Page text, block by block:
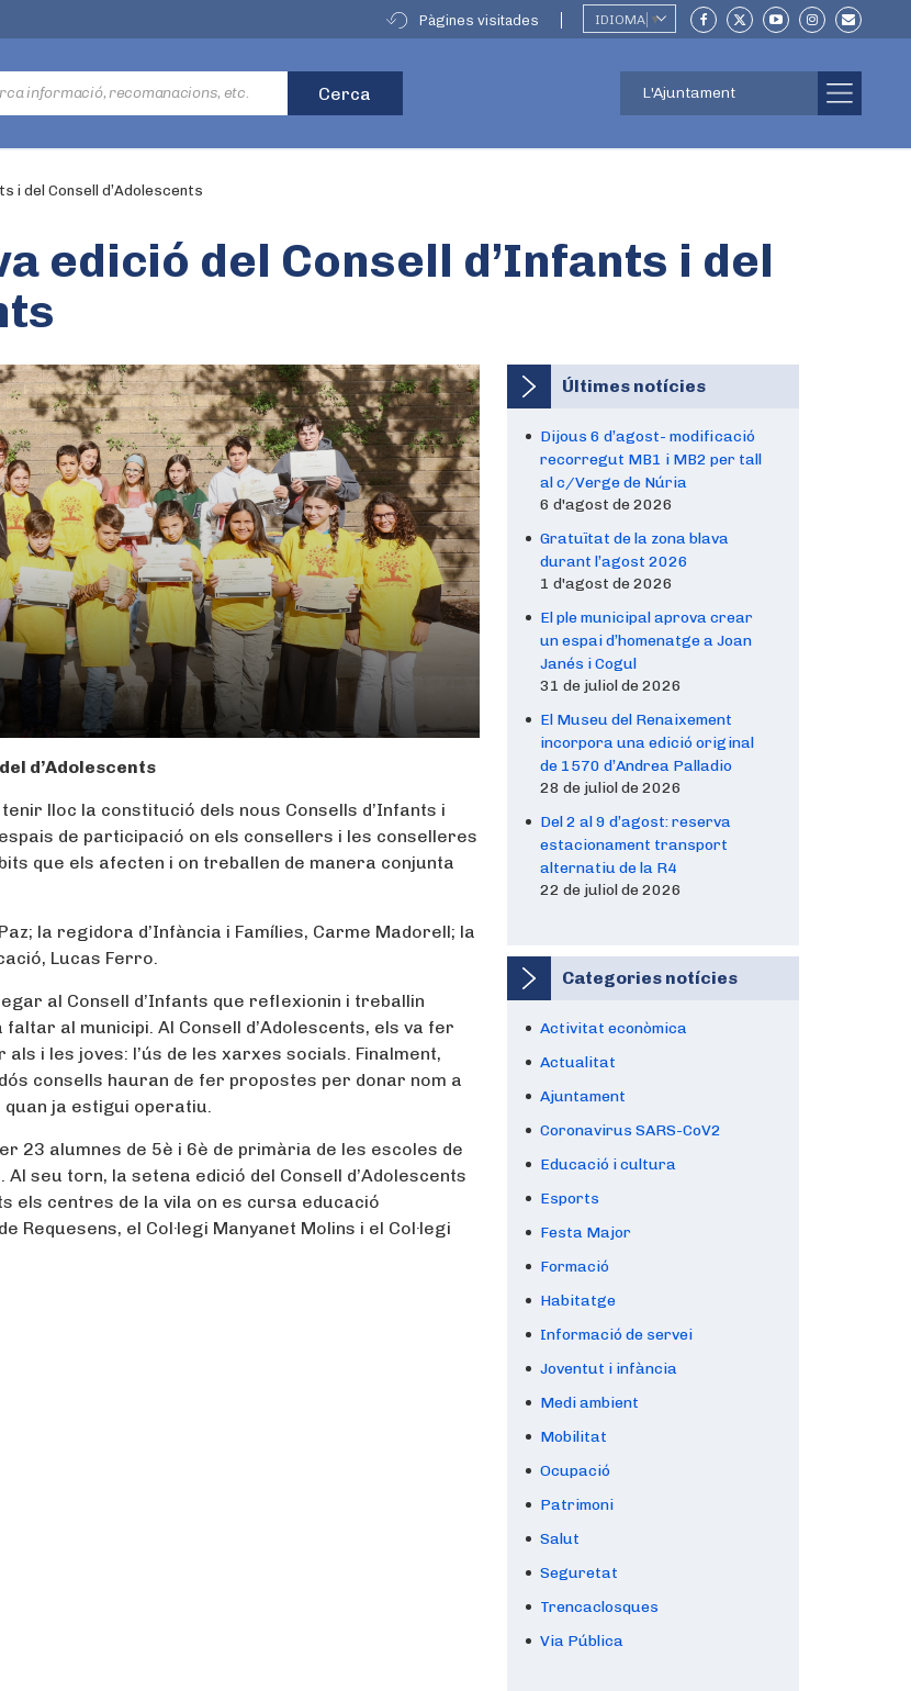
Pàgines visitades IDIOMA ▼
L'Ajuntament
i del Consell d’Adolescents
edició del Consell d’Infants i del
d’Adolescents
lloc la constitució dels nous Consells d’Infants i
de participació on els consellers i les conselleres
que els afecten i on treballen de manera conjunta
la regidora d’Infància i Famílies, Carme Madorell; la
Lucas Ferro.
al Consell d’Infants que reflexionin i treballin
al municipi. Al Consell d’Adolescents, els va fer
i les joves: l’ús de les xarxes socials. Finalment,
consells hauran de fer propostes per donar nom a
quan ja estigui operatiu.
23 alumnes de 5è i 6è de primària de les escoles de
seu torn, la setena edició del Consell d’Adolescents
els centres de la vila on es cursa educació
Requesens, el Col·legi Manyanet Molins i el Col·legi
Últimes notícies
Dijous 6 d’agost- modificació
recorregut MB1 i MB2 per tall
al c/Verge de Núria
6 d'agost de 2026
Gratuïtat de la zona blava
durant l’agost 2026
1 d'agost de 2026
El ple municipal aprova crear
un espai d’homenatge a Joan
Janés i Cogul
31 de juliol de 2026
El Museu del Renaixement
incorpora una edició original
de 1570 d’Andrea Palladio
28 de juliol de 2026
Del 2 al 9 d’agost: reserva
estacionament transport
alternatiu de la R4
22 de juliol de 2026
Categories notícies
Activitat econòmica
Actualitat
Ajuntament
Coronavirus SARS-CoV2
Educació i cultura
Esports
Festa Major
Formació
Habitatge
Informació de servei
Joventut i infància
Medi ambient
Mobilitat
Ocupació
Patrimoni
Salut
Seguretat
Trencaclosques
Via Pública